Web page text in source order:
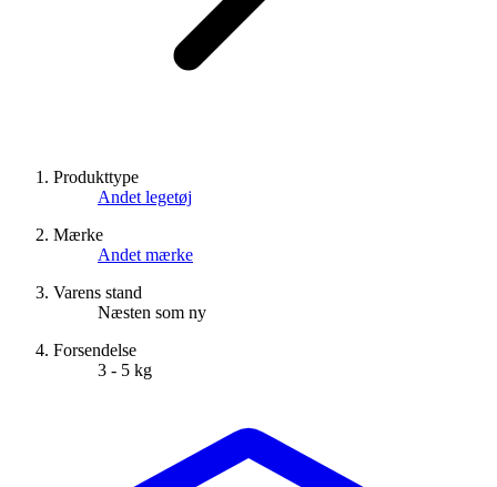
Produkttype
Andet legetøj
Mærke
Andet mærke
Varens stand
Næsten som ny
Forsendelse
3 - 5 kg